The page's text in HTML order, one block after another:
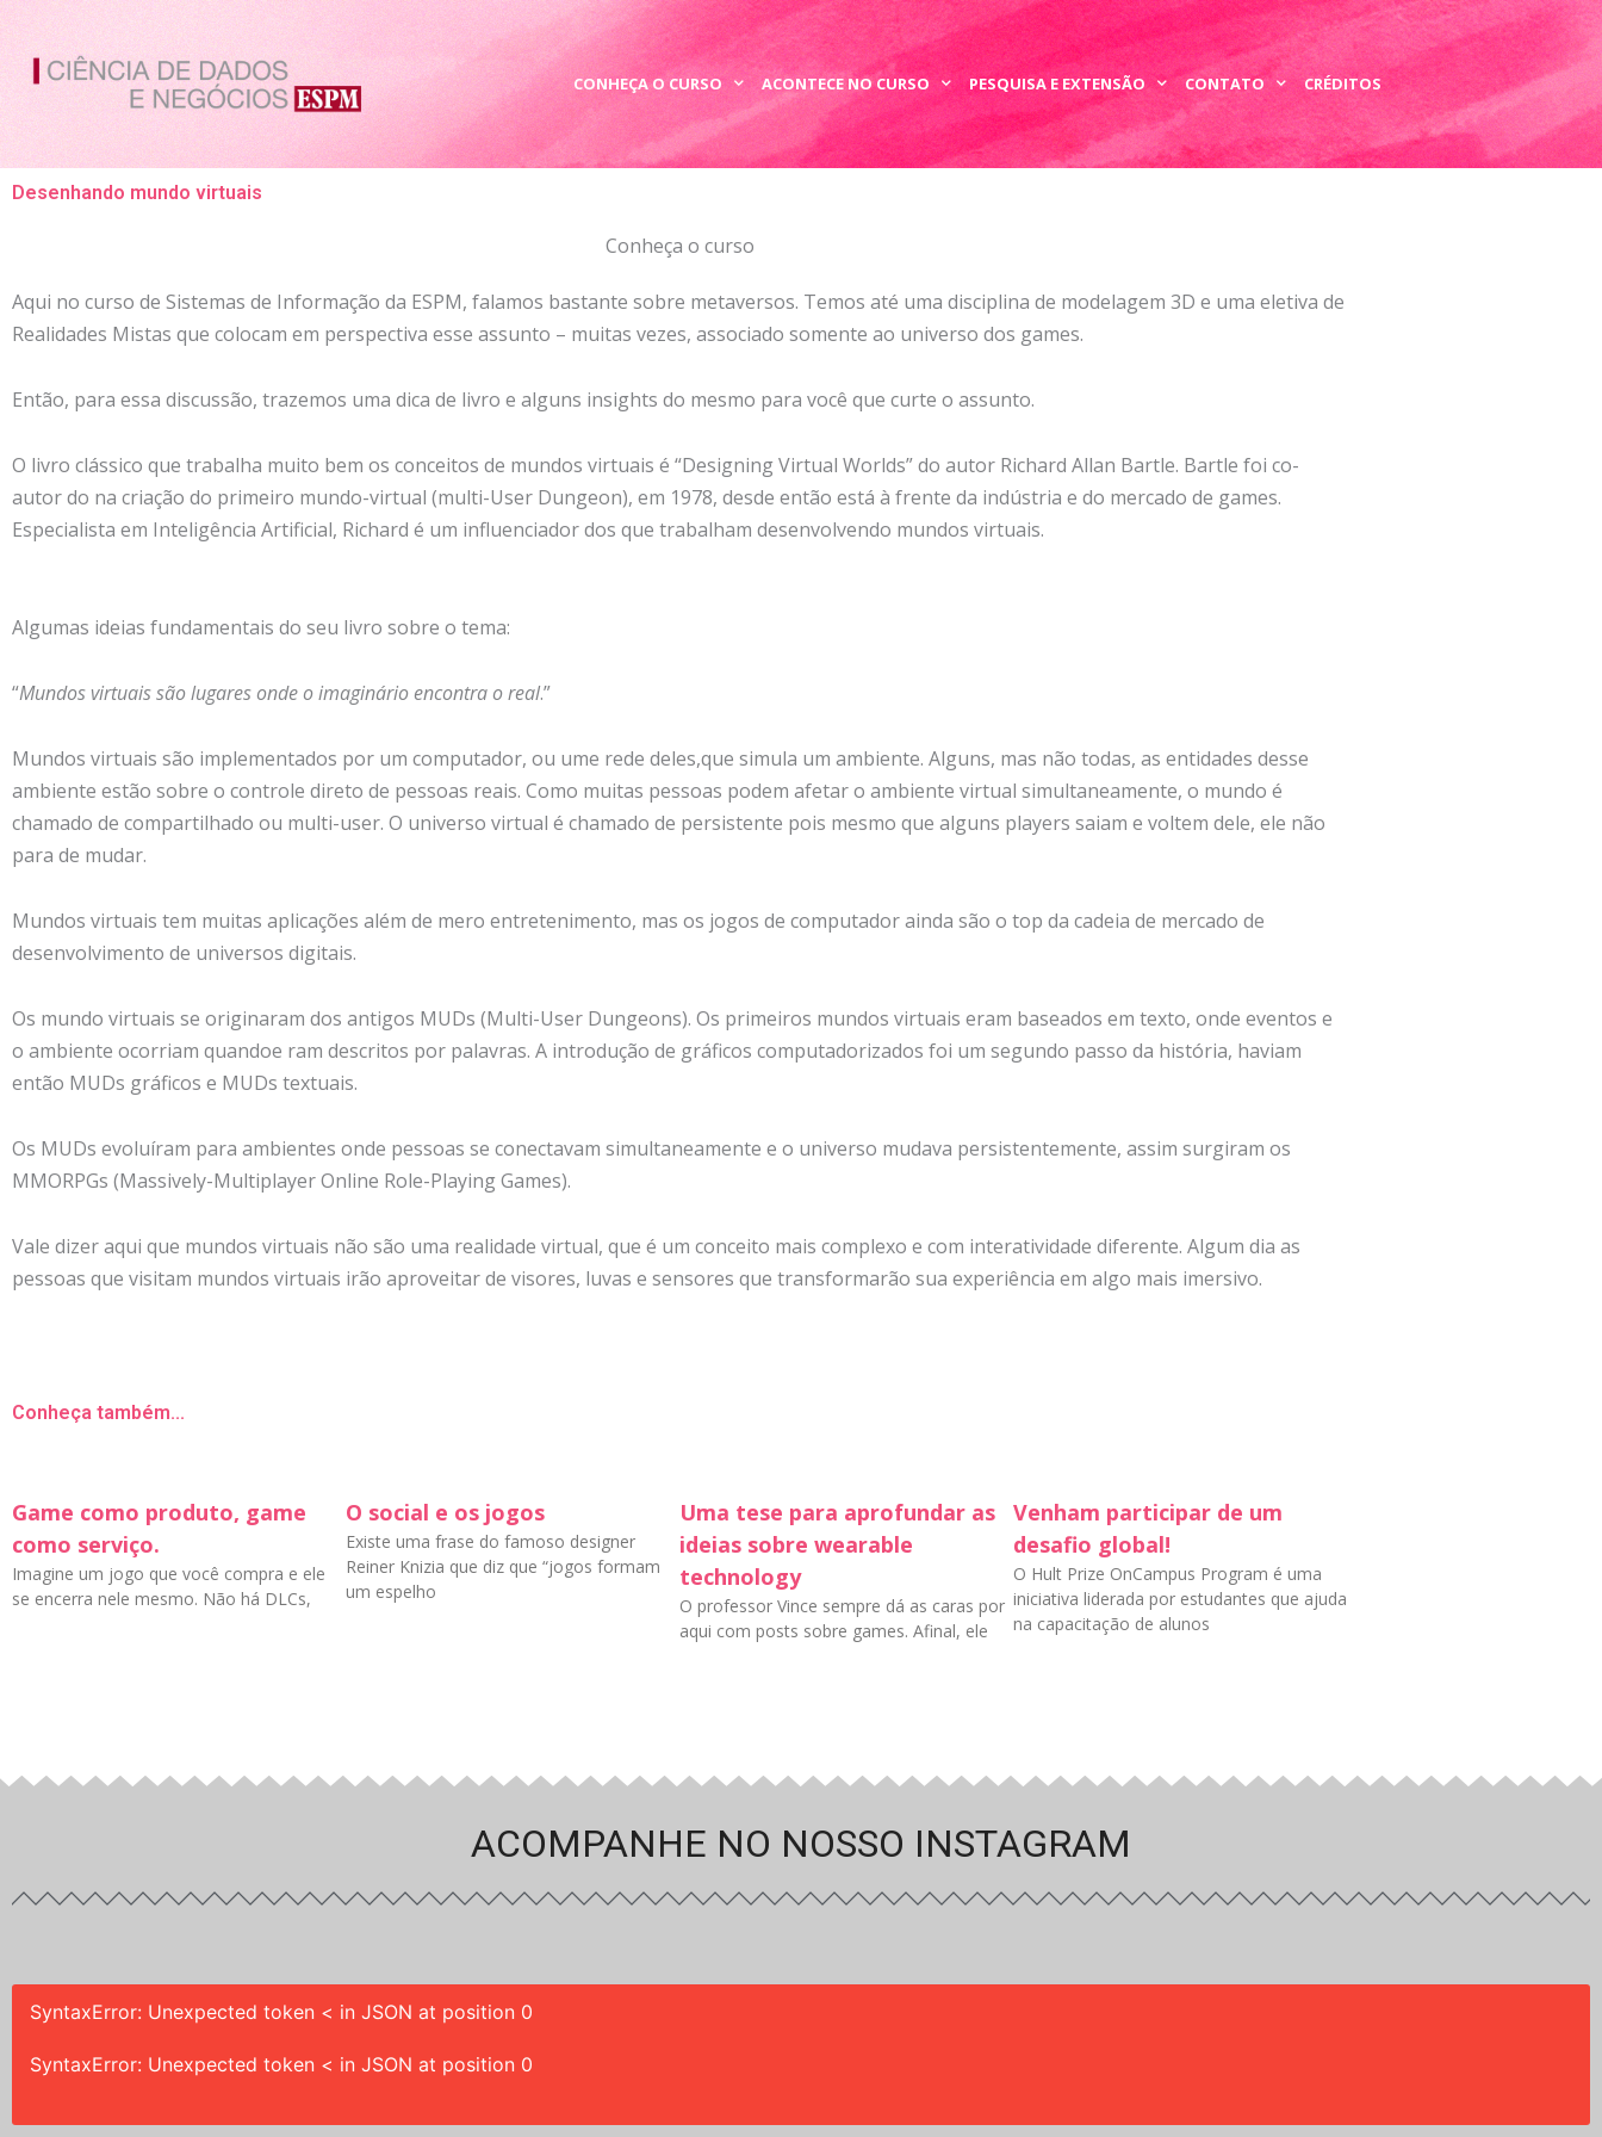
Ir
para
conteúdo
CONHEÇA O CURSO ACONTECE NO CURSO PESQUISA E EXTENSÃO CONTATO CRÉDITOS
Desenhando mundo virtuais
Conheça o curso
Aqui no curso de Sistemas de Informação da ESPM, falamos bastante sobre metaversos. Temos até uma disciplina de modelagem 3D e uma eletiva de
Realidades Mistas que colocam em perspectiva esse assunto – muitas vezes, associado somente ao universo dos games.
Então, para essa discussão, trazemos uma dica de livro e alguns insights do mesmo para você que curte o assunto.
O livro clássico que trabalha muito bem os conceitos de mundos virtuais é “Designing Virtual Worlds” do autor Richard Allan Bartle. Bartle foi co-
autor do na criação do primeiro mundo-virtual (multi-User Dungeon), em 1978, desde então está à frente da indústria e do mercado de games.
Especialista em Inteligência Artificial, Richard é um influenciador dos que trabalham desenvolvendo mundos virtuais.
Algumas ideias fundamentais do seu livro sobre o tema:
“Mundos virtuais são lugares onde o imaginário encontra o real.”
Mundos virtuais são implementados por um computador, ou ume rede deles,que simula um ambiente. Alguns, mas não todas, as entidades desse
ambiente estão sobre o controle direto de pessoas reais. Como muitas pessoas podem afetar o ambiente virtual simultaneamente, o mundo é
chamado de compartilhado ou multi-user. O universo virtual é chamado de persistente pois mesmo que alguns players saiam e voltem dele, ele não
para de mudar.
Mundos virtuais tem muitas aplicações além de mero entretenimento, mas os jogos de computador ainda são o top da cadeia de mercado de
desenvolvimento de universos digitais.
Os mundo virtuais se originaram dos antigos MUDs (Multi-User Dungeons). Os primeiros mundos virtuais eram baseados em texto, onde eventos e
o ambiente ocorriam quandoe ram descritos por palavras. A introdução de gráficos computadorizados foi um segundo passo da história, haviam
então MUDs gráficos e MUDs textuais.
Os MUDs evoluíram para ambientes onde pessoas se conectavam simultaneamente e o universo mudava persistentemente, assim surgiram os
MMORPGs (Massively-Multiplayer Online Role-Playing Games).
Vale dizer aqui que mundos virtuais não são uma realidade virtual, que é um conceito mais complexo e com interatividade diferente. Algum dia as
pessoas que visitam mundos virtuais irão aproveitar de visores, luvas e sensores que transformarão sua experiência em algo mais imersivo.
Conheça também...
Game como produto, game
como serviço.
Imagine um jogo que você compra e ele
se encerra nele mesmo. Não há DLCs,
O social e os jogos
Existe uma frase do famoso designer
Reiner Knizia que diz que “jogos formam
um espelho
Uma tese para aprofundar as
ideias sobre wearable
technology
O professor Vince sempre dá as caras por
aqui com posts sobre games. Afinal, ele
Venham participar de um
desafio global!
O Hult Prize OnCampus Program é uma
iniciativa liderada por estudantes que ajuda
na capacitação de alunos
ACOMPANHE NO NOSSO INSTAGRAM
SyntaxError: Unexpected token < in JSON at position 0
SyntaxError: Unexpected token < in JSON at position 0